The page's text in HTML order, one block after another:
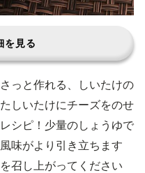
を見る
っと作れる、しいたけの
しいたけにチーズをのせ
シピ！少量のしょうゆで
味がより引き立ちます
召し上がってください